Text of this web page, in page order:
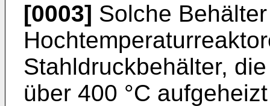
[0003] Solche
Stahldruckbehälter,
über 400 °C